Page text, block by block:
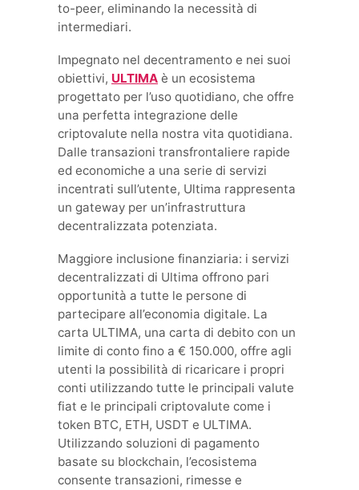
to-peer, eliminando la necessità di
intermediari.
Impegnato nel decentramento e nei suoi
obiettivi, ULTIMA è un ecosistema
progettato per l’uso quotidiano, che offre
una perfetta integrazione delle
criptovalute nella nostra vita quotidiana.
Dalle transazioni transfrontaliere rapide
ed economiche a una serie di servizi
incentrati sull’utente, Ultima rappresenta
un gateway per un’infrastruttura
decentralizzata potenziata.
Maggiore inclusione finanziaria: i servizi
decentralizzati di Ultima offrono pari
opportunità a tutte le persone di
partecipare all’economia digitale. La
carta ULTIMA, una carta di debito con un
limite di conto fino a € 150.000, offre agli
utenti la possibilità di ricaricare i propri
conti utilizzando tutte le principali valute
fiat e le principali criptovalute come i
token BTC, ETH, USDT e ULTIMA.
Utilizzando soluzioni di pagamento
basate su blockchain, l’ecosistema
consente transazioni, rimesse e